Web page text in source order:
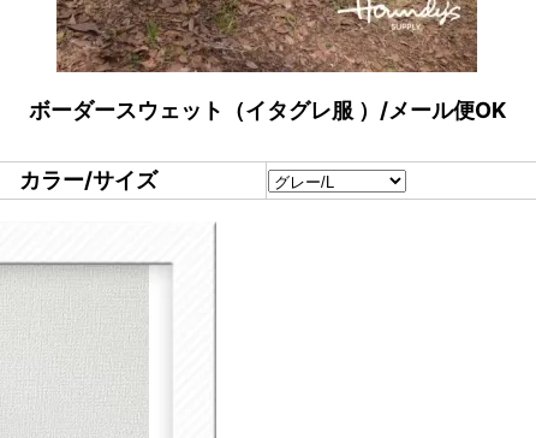
ボーダースウェット（イタグレ服 ）/メール便OK
カラー/サイズ